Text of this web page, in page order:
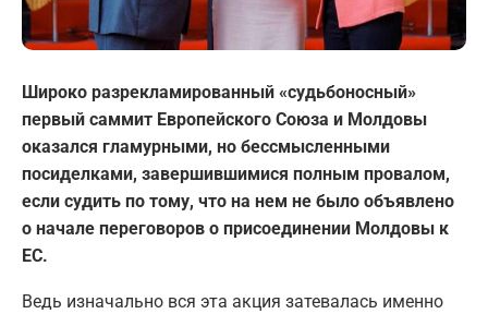
Широко разрекламированный «судьбоносный»
первый саммит Европейского Союза и Молдовы
оказался гламурными, но бессмысленными
посиделками, завершившимися полным провалом,
если судить по тому, что на нем не было объявлено
о начале переговоров о присоединении Молдовы к
ЕС.
Ведь изначально вся эта акция затевалась именно